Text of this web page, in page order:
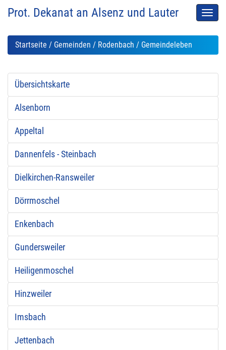
Prot. Dekanat an Alsenz und Lauter
Startseite / Gemeinden / Rodenbach / Gemeindeleben
Übersichtskarte
Alsenborn
Appeltal
Dannenfels - Steinbach
Dielkirchen-Ransweiler
Dörrmoschel
Enkenbach
Gundersweiler
Heiligenmoschel
Hinzweiler
Imsbach
Jettenbach